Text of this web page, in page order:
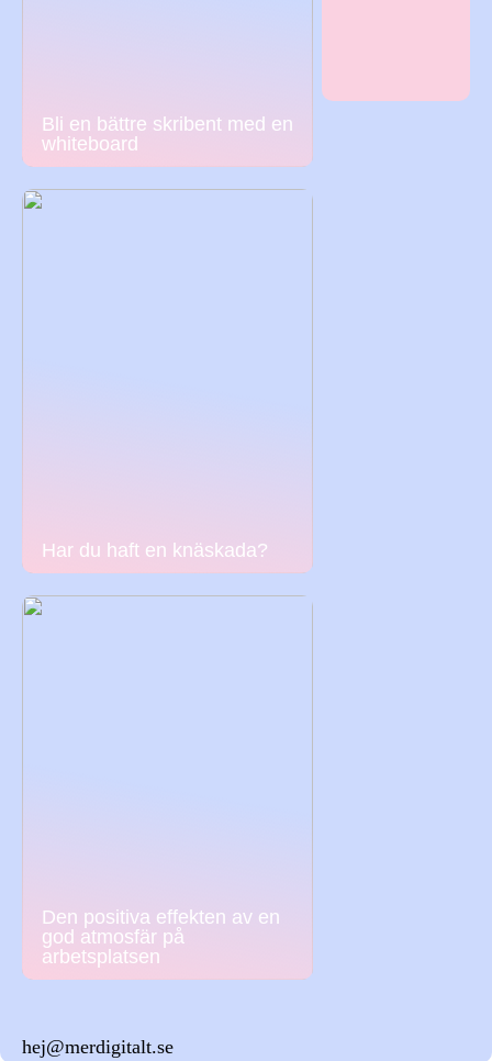
Bli en bättre skribent med en
whiteboard
Har du haft en knäskada?
Den positiva effekten av en
god atmosfär på
arbetsplatsen
hej@merdigitalt.se